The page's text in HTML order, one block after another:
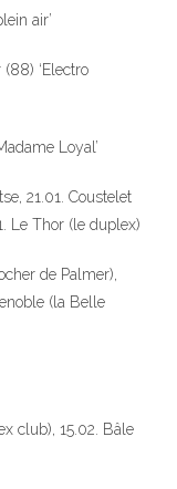
air’
‘Electro
Loyal’
21.01. Coustelet
Le Thor (le duplex)
de Palmer),
(la Belle
club), 15.02. Bâle